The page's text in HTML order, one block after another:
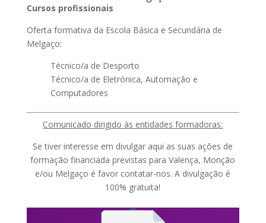
Cursos profissionais
Oferta formativa da Escola Básica e Secundária de
Melgaço:
Técnico/a de Desporto
Técnico/a de Eletrónica, Automação e
Computadores
Comunicado dirigido às entidades formadoras:
Se tiver interesse em divulgar aqui as suas ações de
formação financiada previstas para Valença, Monção
e/ou Melgaço é favor contatar-nos. A divulgação é
100% gratuita!